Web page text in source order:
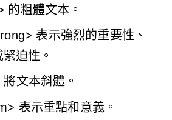
的粗體文本。
表示強烈的重要性、
迫性。
文本斜體。
表示重點和意義。